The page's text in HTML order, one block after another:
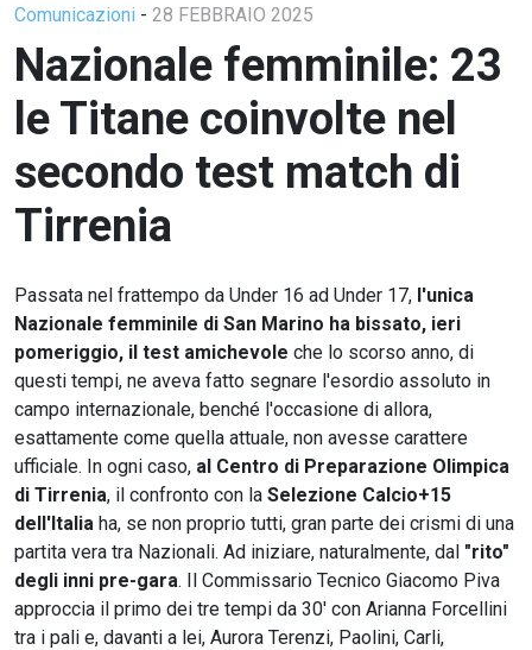
Comunicazioni - 28 FEBBRAIO 2025
Nazionale femminile: 23
le Titane coinvolte nel
secondo test match di
Tirrenia
Passata nel frattempo da Under 16 ad Under 17, l'unica
Nazionale femminile di San Marino ha bissato, ieri
pomeriggio, il test amichevole che lo scorso anno, di
questi tempi, ne aveva fatto segnare l'esordio assoluto in
campo internazionale, benché l'occasione di allora,
esattamente come quella attuale, non avesse carattere
ufficiale. In ogni caso, al Centro di Preparazione Olimpica
di Tirrenia, il confronto con la Selezione Calcio+15
dell'Italia ha, se non proprio tutti, gran parte dei crismi di una
partita vera tra Nazionali. Ad iniziare, naturalmente, dal "rito"
degli inni pre-gara. Il Commissario Tecnico Giacomo Piva
approccia il primo dei tre tempi da 30' con Arianna Forcellini
tra i pali e, davanti a lei, Aurora Terenzi, Paolini, Carli,